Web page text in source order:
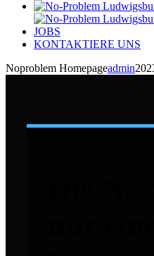
JOBS
KONTAKTIERE UNS
Noproblem Homepageadmin